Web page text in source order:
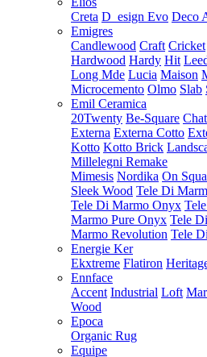
Creta D_esign Evo Deco
Emigres
Candlewood Craft Cricket
Hardwood Hardy Hit
Long Mde Lucia Maison
Microcemento Olmo Slab
Emil Ceramica
20Twenty Be-Square
Externa Externa Cotto
Kotto Kotto Brick
Millelegni Remake
Mimesis Nordika On
Sleek Wood Tele Di
Tele Di Marmo Onyx
Marmo Pure Onyx Tele
Marmo Revolution Tele
Energie Ker
Ekxtreme Flatiron
Ennface
Accent Industrial Loft
Wood
Epoca
Organic Rug
Equipe